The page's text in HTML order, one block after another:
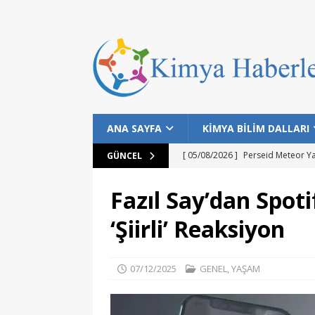
ANA SAYFA KİMYA BİLİM DALLARI
GÜNCEL [ 05/08/2026 ] Perseid Meteor
[ 25/07/2026 ]
NASA Datalarıyla
MANŞET
MANŞET
[ 05/08/2026 ]
Gökyüzü
Fazıl Say’dan
‘Şiirli’ Reaksiyon
07/12/2025 GENEL,YAŞAM